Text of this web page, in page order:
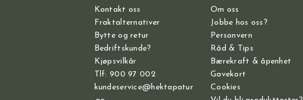
Kontakt oss
Fraktalternativer
Bytte og retur
Bedriftskunde?
Kjøpsvilkår
Tlf: 900 97 002
kundeservice@hektapatur
Om oss
Jobbe hos oss?
Personvern
Råd & Tips
Bærekraft & åpenhet
Gavekort
Cookies